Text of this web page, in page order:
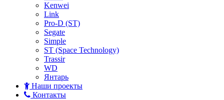
Kenwei
Link
Pro-D (ST)
Segate
Simple
ST (Space Technology)
Trassir
WD
Янтарь
Наши проекты
Контакты